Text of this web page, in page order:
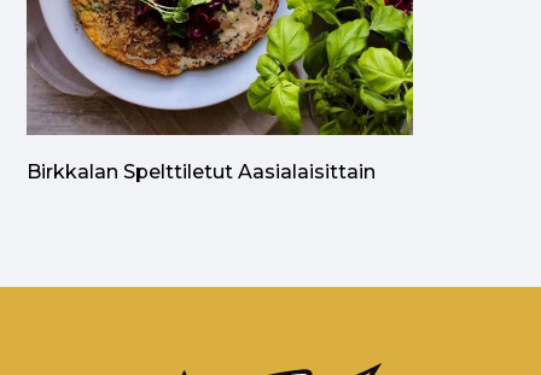
Birkkalan Spelttiletut Aasialaisittain